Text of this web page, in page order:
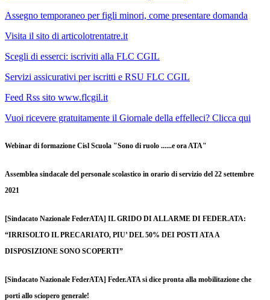
Assegno temporaneo per figli minori, come presentare domanda
Visita il sito di articolotrentatre.it
Scegli di esserci: iscriviti alla FLC CGIL
Servizi assicurativi per iscritti e RSU FLC CGIL
Feed Rss sito www.flcgil.it
Vuoi ricevere gratuitamente il Giornale della effelleci? Clicca qui
Webinar di formazione Cisl Scuola "Sono di ruolo ......e ora ATA"
Assemblea sindacale del personale scolastico in orario di servizio del 22 settembre
2021
[Sindacato Nazionale FederATA] IL GRIDO DI ALLARME DI FEDER.ATA:
“IRRISOLTO IL PRECARIATO, PIU’ DEL 50% DEI POSTI ATA A
DISPOSIZIONE SONO SCOPERTI”
[Sindacato Nazionale FederATA] Feder.ATA si dice pronta alla mobilitazione che
porti allo sciopero generale!